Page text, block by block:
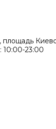
10:00-23:00